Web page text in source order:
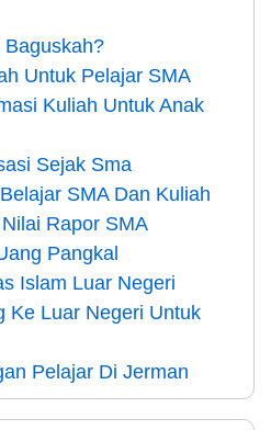
Baguskah?
Untuk Pelajar SMA
Kuliah Untuk Anak
Sejak Sma
SMA Dan Kuliah
Rapor SMA
Pangkal
Islam Luar Negeri
Ke Luar Negeri Untuk
Pelajar Di Jerman